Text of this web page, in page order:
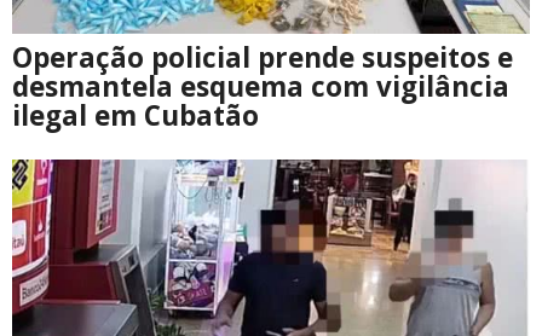
Operação policial prende suspeitos e
desmantela esquema com vigilância
ilegal em Cubatão